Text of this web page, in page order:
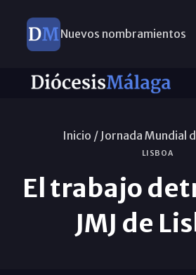
Nuevos nombramientos
Inicio / Jornada Mundial
LISBOA
El trabajo
JMJ de